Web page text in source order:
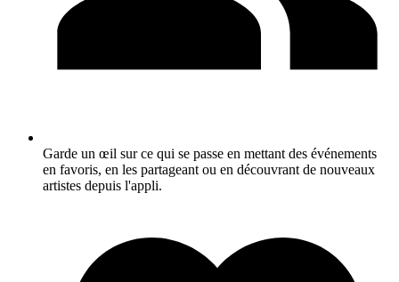
Garde un œil sur ce qui se passe en mettant des événements
en favoris, en les partageant ou en découvrant de nouveaux
artistes depuis l'appli.